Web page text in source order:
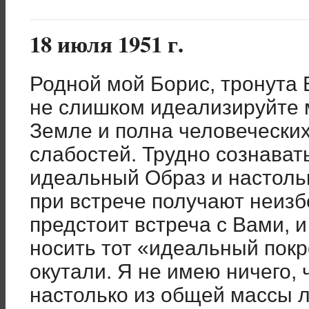
18 июля 1951 г.
Родной мой Борис,
не слишком
Земле и полна
слабостей. Трудно
идеальный Образ и
при встрече получают
предстоит встреча с Вами,
носить тот «идеальный
окутали. Я не имею
настолько из общей массы